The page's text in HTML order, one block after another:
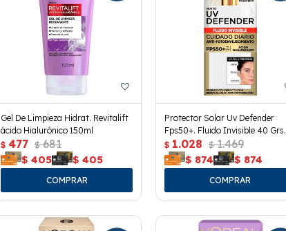
Gel De Limpieza Hidrat. Revitalift
ácido Hialurónico 150ml
$ 477 $ 681
$ 405 $ 405
Protector Solar Uv Defender
Fps50+. Fluido Invisible 40 Grs.
$ 1.028 $ 1.469
$ 874 $ 874